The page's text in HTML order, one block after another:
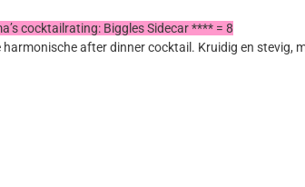
cocktailrating: Biggles Sidecar **** = 8
harmonische after dinner cocktail. Kruidig en stevig,